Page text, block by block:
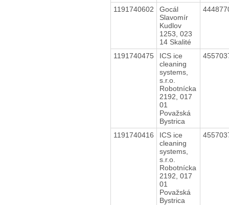
1191740602
Gocál
Slavomír
Kudlov
1253, 023
14 Skalité
1191740475
ICS ice
cleaning
systems,
s.r.o.
Robotnícka
2192, 017
01
Považská
Bystrica
1191740416
ICS ice
cleaning
systems,
s.r.o.
Robotnícka
2192, 017
01
Považská
Bystrica